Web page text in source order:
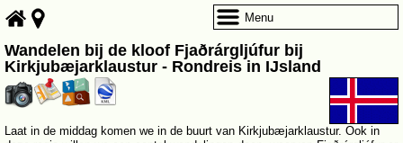
Wandelen bij de kloof Fjaðrárgljúfur bij
Kirkjubæjarklaustur - Rondreis in IJsland
Laat in de middag komen we in de buurt van Kirkjubæjarklaustur. Ook in
Menu